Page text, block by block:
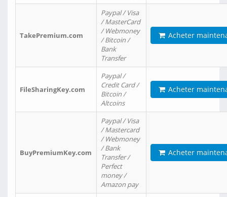
TakePremium.com
Paypal / Visa
/ MasterCard
/ Webmoney
/ Bitcoin /
Bank
Transfer
Acheter
FileSharingKey.com
Paypal /
Credit Card /
Bitcoin /
Altcoins
Acheter
BuyPremiumKey.com
Paypal / Visa
/ Mastercard
/ Webmoney
/ Bank
Transfer /
Perfect
money /
Amazon pay
Acheter